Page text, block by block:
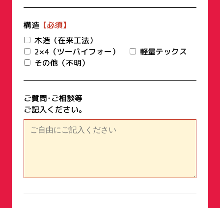
構造
木造（在来工法）
2×4（ツーバイフォー）
軽量テックス
その他（不明）
ご質問･ご相談等
ご記入ください｡